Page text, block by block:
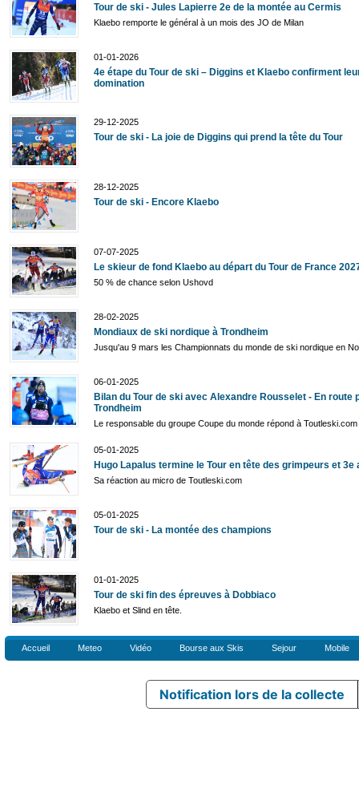
Tour de ski - Jules Lapierre 2e de la montée au Cermis
Klaebo remporte le général à un mois des JO de Milan
01-01-2026
4e étape du Tour de ski – Diggins et Klaebo confirment
domination
29-12-2025
Tour de ski - La joie de Diggins qui prend la tête du Tour
28-12-2025
Tour de ski - Encore Klaebo
07-07-2025
Le skieur de fond Klaebo au départ du Tour de France
50 % de chance selon Ushovd
28-02-2025
Mondiaux de ski nordique à Trondheim
Jusqu'au 9 mars les Championnats du monde de ski nordique en
06-01-2025
Bilan du Tour de ski avec Alexandre Rousselet - En route
Trondheim
Le responsable du groupe Coupe du monde répond à Toutleski.com
05-01-2025
Hugo Lapalus termine le Tour en tête des grimpeurs et 3e
Sa réaction au micro de Toutleski.com
05-01-2025
Tour de ski - La montée des champions
01-01-2025
Tour de ski fin des épreuves à Dobbiaco
Klaebo et Slind en tête.
Accueil Meteo Vidéo Bourse aux Skis Sejour Mobile
Notification lors de la collecte